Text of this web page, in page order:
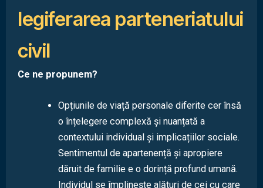
legiferarea parteneriatului
civil
Ce ne propunem?
Opțiunile de viață personale diferite cer însă
o înțelegere complexă și nuanțată a
contextului individual și implicațiilor sociale.
Sentimentul de apartenență și apropiere
dăruit de familie e o dorință profund umană.
Individul se împlinește alături de cei cu care